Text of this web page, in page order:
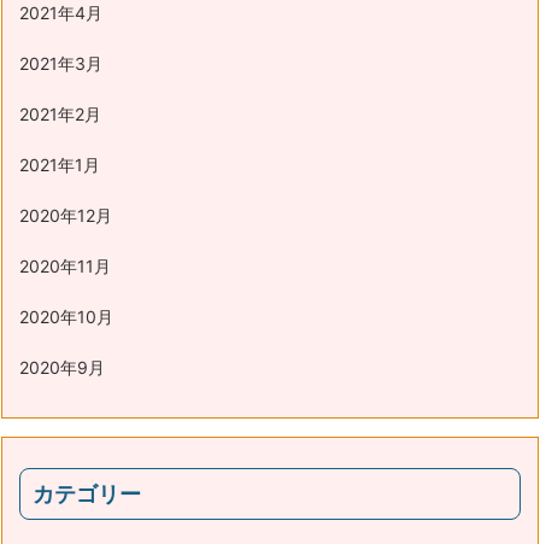
2021年4月
2021年3月
2021年2月
2021年1月
2020年12月
2020年11月
2020年10月
2020年9月
カテゴリー